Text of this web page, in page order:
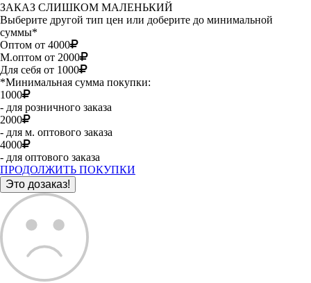
ЗАКАЗ СЛИШКОМ МАЛЕНЬКИЙ
Выберите другой тип цен или доберите до минимальной
суммы*
Оптом от 4000
М.оптом от 2000
Для себя от 1000
*Минимальная сумма покупки:
1000
- для розничного заказа
2000
- для м. оптового заказа
4000
- для оптового заказа
ПРОДОЛЖИТЬ ПОКУПКИ